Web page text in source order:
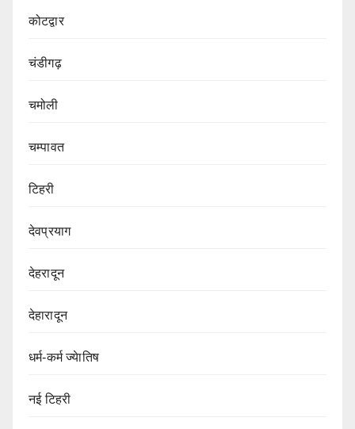
कोटद्वार
चंडीगढ़
चमोली
चम्पावत
टिहरी
देवप्रयाग
देहरादून
देहारादून
धर्म-कर्म ज्येातिष
नई टिहरी